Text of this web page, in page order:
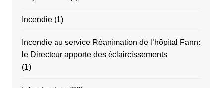
Incendie(1)
Incendie au service Réanimation de l’hôpital Fann:
le Directeur apporte des éclaircissements
(1)